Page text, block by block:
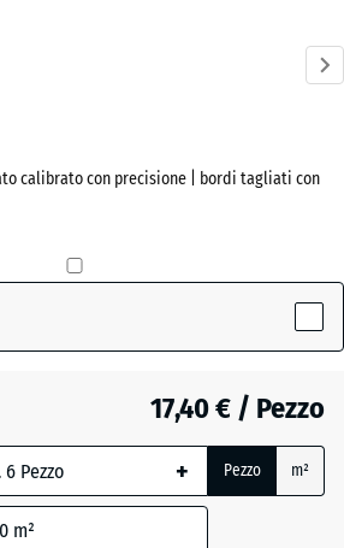
calibrato con precisione | bordi tagliati con
17,40 € / Pezzo
+ Pezzo m²
0 m²